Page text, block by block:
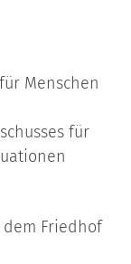
Menschen
für
Friedhof